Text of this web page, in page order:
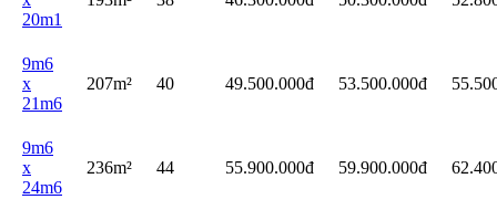
20m1
9m6
x
21m6
207m² 40 49.500.000đ 53.500.000đ
9m6
x
24m6
236m² 44 55.900.000đ 59.900.000đ